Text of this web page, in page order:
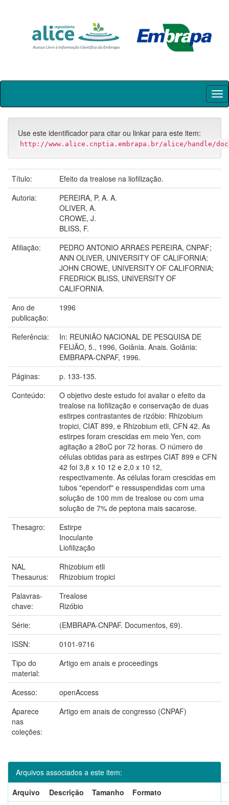
Skip
Use este identificador para citar ou linkar para este item:
http://www.alice.cnptia.embrapa.br/alice/handle/
Título:
Efeito da trealose na liofilização.
Autoria:
PEREIRA, P. A. A.
OLIVER, A.
CROWE, J.
BLISS, F.
Afiliação:
PEDRO ANTONIO ARRAES PEREIRA, CNPAF;
ANN OLIVER, UNIVERSITY OF CALIFORNIA;
JOHN CROWE, UNIVERSITY OF CALIFORNIA;
FREDRICK BLISS, UNIVERSITY OF
CALIFORNIA.
Ano de
publicação:
1996
Referência:
In: REUNIÃO NACIONAL DE PESQUISA DE
FEIJÃO, 5., 1996, Goiânia. Anais. Goiânia:
EMBRAPA-CNPAF, 1996.
Páginas:
p. 133-135.
Conteúdo:
O objetivo deste estudo foi avaliar o efeito da
trealose na liofilização e conservação de duas
estirpes contrastantes de rizóbio: Rhizobium
tropici, CIAT 899, e Rhizobium etli, CFN 42. As
estirpes foram crescidas em meio Yen, com
agitação a 28oC por 72 horas. O número de
células obtidas para as estirpes CIAT 899 e CFN
42 foi 3,8 x 10 12 e 2,0 x 10 12,
respectivamente. As células foram crescidas em
tubos "ependorf" e ressuspendidas com uma
solução de 100 mm de trealose ou com uma
solução de 7% de peptona mais sacarose.
Thesagro:
Estirpe
Inoculante
Liofilização
NAL
Thesaurus:
Rhizobium etli
Rhizobium tropici
Palavras-
chave:
Trealose
Rizóbio
Série:
(EMBRAPA-CNPAF. Documentos, 69).
ISSN:
0101-9716
Tipo do
material:
Artigo em anais e proceedings
Acesso:
openAccess
Aparece
nas
coleções:
Artigo em anais de congresso (CNPAF)
Arquivos associados a este item:
Arquivo
Descrição Tamanho
Formato